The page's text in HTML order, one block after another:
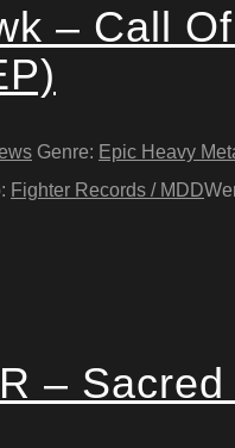
– Call
Genre: Epic Heavy
Fighter Records / MDD
– Sacred